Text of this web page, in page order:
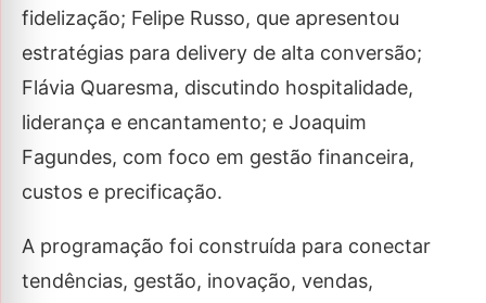
fidelização; Felipe Russo, que apresentou
estratégias para delivery de alta conversão;
Flávia Quaresma, discutindo hospitalidade,
liderança e encantamento; e Joaquim
Fagundes, com foco em gestão financeira,
custos e precificação.
A programação foi construída para conectar
tendências, gestão, inovação, vendas,